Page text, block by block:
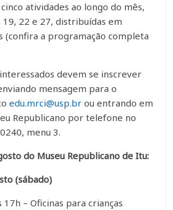
atividades ao longo do mês,
22 e 27, distribuídas em
a programação completa
devem se inscrever
mensagem para o
edu.mrci@usp.br ou entrando em
Republicano por telefone no
menu 3.
do Museu Republicano de Itu:
(sábado)
– Oficinas para crianças